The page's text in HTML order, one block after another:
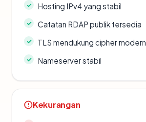
Hosting IPv4 yang stabil
Catatan RDAP publik tersedia
TLS mendukung cipher modern
Nameserver stabil
Kekurangan